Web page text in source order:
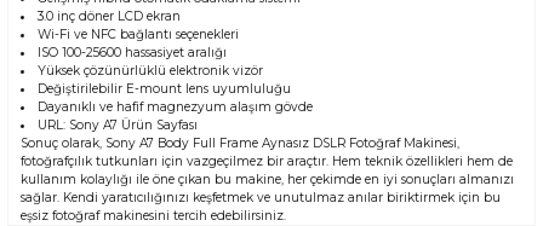
3.0 inç döner LCD ekran
Wi-Fi ve NFC bağlantı seçenekleri
ISO 100-25600 hassasiyet aralığı
Yüksek çözünürlüklü elektronik vizör
Değiştirilebilir E-mount lens uyumluluğu
Dayanıklı ve hafif magnezyum alaşım gövde
URL: Sony A7 Ürün Sayfası
Sonuç olarak, Sony A7 Body Full Frame Aynasız DSLR Fotoğraf Makinesi,
fotoğrafçılık tutkunları için vazgeçilmez bir araçtır. Hem teknik özellikleri hem de
kullanım kolaylığı ile öne çıkan bu makine, her çekimde en iyi sonuçları almanızı
sağlar. Kendi yaratıcılığınızı keşfetmek ve unutulmaz anılar biriktirmek için bu
eşsiz fotoğraf makinesini tercih edebilirsiniz.